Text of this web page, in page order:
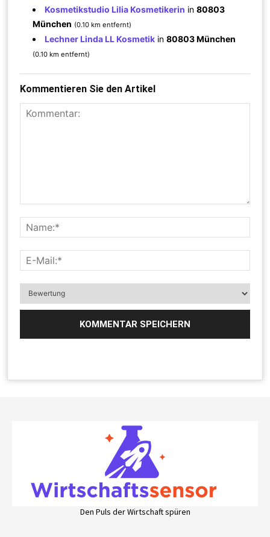
Kosmetikstudio Lilia Kosmetikerin in80803
München (0.10 km entfernt)
Lechner Linda LL Kosmetik in80803 München
(0.10 km entfernt)
Kommentieren Sie den Artikel
Den Puls der Wirtschaft spüren